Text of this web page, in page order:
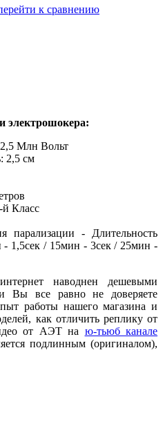
к сравнению
электрошокера:
Млн Вольт
2,5 см
й Класс
парализации - Длительность
- 1,5сек / 15мин - 3сек / 25мин -
наводнен дешевыми
Вы все равно не доверяете
работы нашего магазина и
как отличить реплику от
от АЭТ на ю-тьюб канале
подлинным (оригиналом),